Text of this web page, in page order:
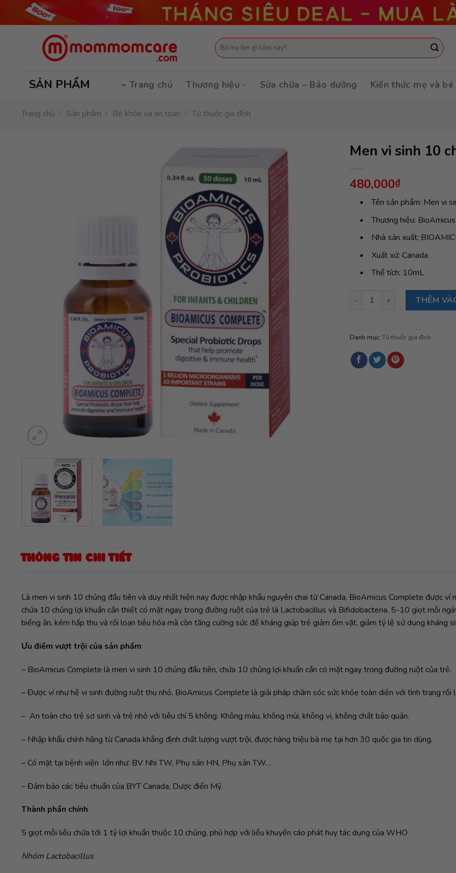
Tìm
kiếm:
SẢN PHẨM Trang chủ Thương hiệu Sửa chữa – Bảo dưỡng Kiến thức mẹ và bé
Trang chủ / Sản phẩm / Bé khỏe và an toàn / Tủ thuốc gia đình
Men vi sinh 10
480,000₫
Tên sản phẩm: Men vi
Thương hiệu: BioAmicus
Nhà sản xuất:
Xuất xứ: Canada
Thể tích: 10mL
Men vi sinh 10 chủngTHÊM
Danh mục: Tủ thuốc gia đình
THÔNG TIN CHI TIẾT
Là men vi sinh 10 chủng đầu tiên và duy nhất hiện nay được nhập khẩu nguyên chai từ Canada, BioAmicus Complete được
chứa 10 chủng lợi khuẩn cần thiết có mặt ngay trong đường ruột của trẻ là Lactobacillus và Bifidobacteria. 5-10 giọt mỗi
biếng ăn, kém hấp thu và rối loạn tiêu hóa mà còn tăng cường sức đề kháng giúp trẻ giảm ốm vặt, giảm tỷ lệ sử dụng kháng
Ưu điểm vượt trội của sản phẩm
– BioAmicus Complete là men vi sinh 10 chủng đầu tiên, chứa 10 chủng lợi khuẩn cần có mặt ngay trong đường ruột của trẻ.
– Được ví như hệ vi sinh đường ruột thu nhỏ, BioAmicus Complete là giải pháp chăm sóc sức khỏe toàn diện với tình trạng rối
– An toàn cho trẻ sơ sinh và trẻ nhỏ với tiêu chí 5 không: Không màu, không mùi, không vị, không chất bảo quản.
– Nhập khẩu chính hãng từ Canada khẳng định chất lượng vượt trội, được hàng triệu bà mẹ tại hơn 30 quốc gia tin dùng.
– Có mặt tại bệnh viện lớn như: BV Nhi TW, Phụ sản HN, Phụ sản TW…
– Đảm bảo các tiêu chuẩn của BYT Canada, Dược điển Mỹ.
Thành phần chính
5 giọt mỗi liều chứa tới 1 tỷ lợi khuẩn thuộc 10 chủng, phù hợp với liều khuyến cáo phát huy tác dụng của WHO
Nhóm Lactobacillus